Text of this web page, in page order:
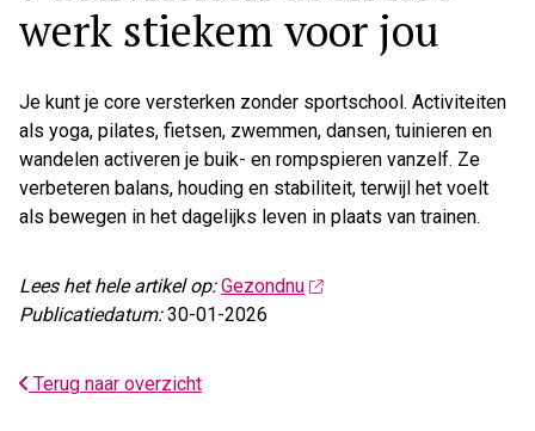
werk stiekem voor jou
Je kunt je core versterken zonder sportschool. Activiteiten
als yoga, pilates, fietsen, zwemmen, dansen, tuinieren en
wandelen activeren je buik- en rompspieren vanzelf. Ze
verbeteren balans, houding en stabiliteit, terwijl het voelt
als bewegen in het dagelijks leven in plaats van trainen.
Lees het hele artikel op: Gezondnu
Publicatiedatum:30-01-2026
Terug naar overzicht